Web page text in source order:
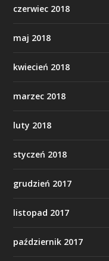
czerwiec 2018
maj 2018
kwiecień 2018
marzec 2018
luty 2018
styczeń 2018
grudzień 2017
listopad 2017
październik 2017